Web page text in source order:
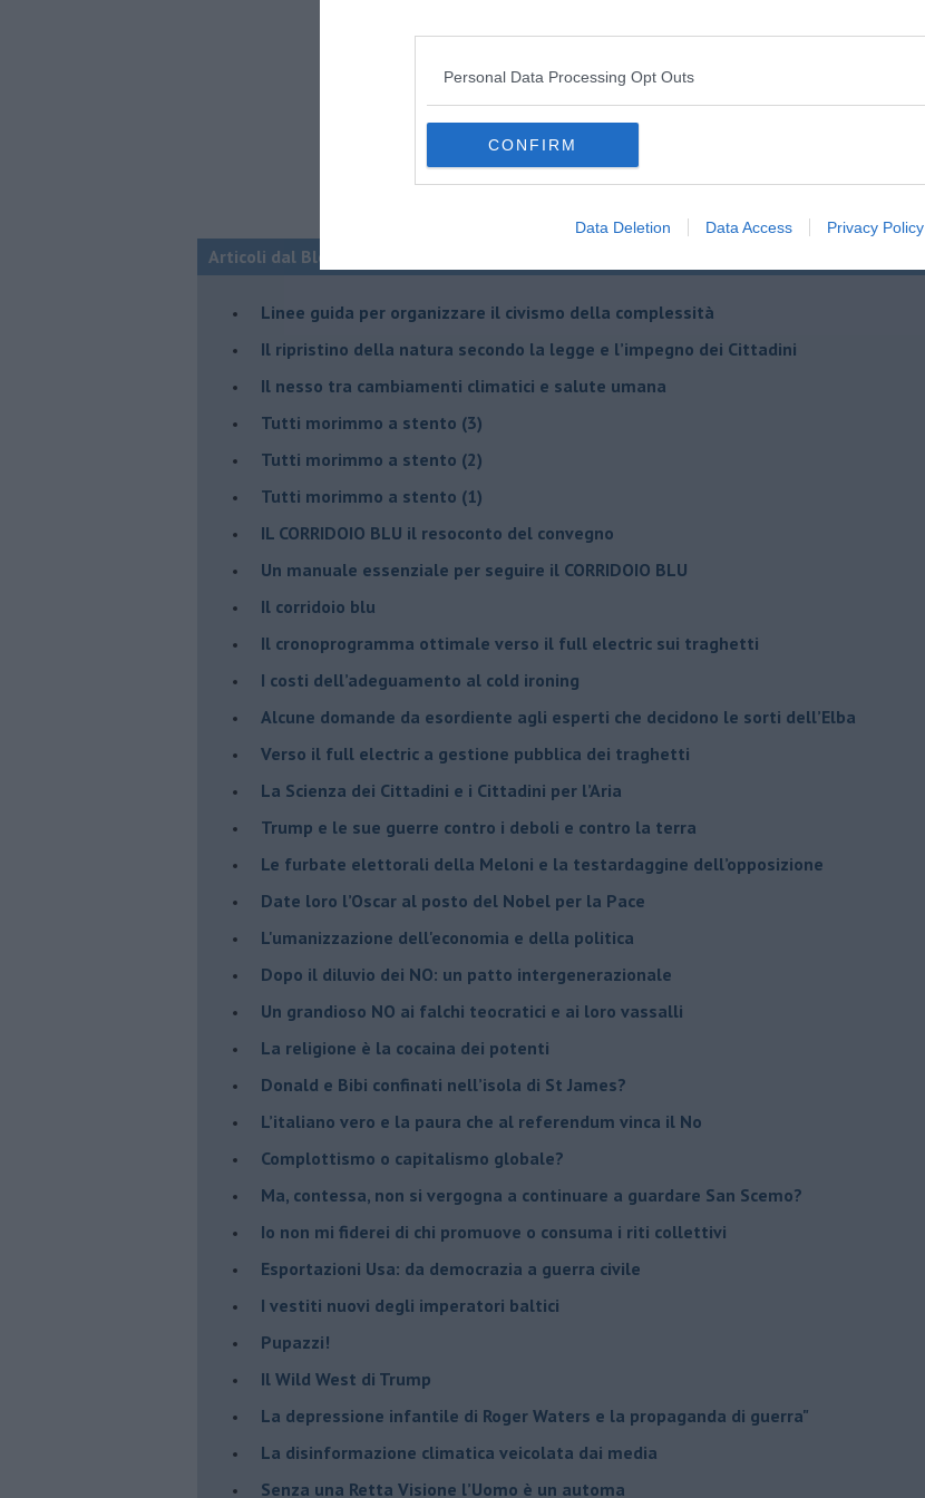
Personal Data Processing Opt Outs
CONFIRM
Data Deletion Data Access Privacy Policy
Articoli dal Blog “Disincantato” di Adolfo Santoro
​Linee guida per organizzare il civismo della complessità
​Il ripristino della natura secondo la legge e l’impegno dei Cittadini
Il nesso tra cambiamenti climatici e salute umana
Tutti morimmo a stento (3)
Tutti morimmo a stento (2)
​Tutti morimmo a stento (1)
IL CORRIDOIO BLU il resoconto del convegno
Un manuale essenziale per seguire il CORRIDOIO BLU
Il corridoio blu
​Il cronoprogramma ottimale verso il full electric sui traghetti
​I costi dell’adeguamento al cold ironing
Alcune domande da esordiente agli esperti che decidono le sorti dell’Elba
Verso il full electric a gestione pubblica dei traghetti​
​La Scienza dei Cittadini e i Cittadini per l’Aria
Trump e le sue guerre contro i deboli e contro la terra
​Le furbate elettorali della Meloni e la testardaggine dell’opposizione
​Date loro l’Oscar al posto del Nobel per la Pace
L'umanizzazione dell'economia e della politica
​Dopo il diluvio dei NO: un patto intergenerazionale
​Un grandioso NO ai falchi teocratici e ai loro vassalli
La religione è la cocaina dei potenti
Donald e Bibi confinati nell’isola di St James?
L’italiano vero e la paura che al referendum vinca il No
​Complottismo o capitalismo globale?
​Ma, contessa, non si vergogna a continuare a guardare San Scemo?
​Io non mi fiderei di chi promuove o consuma i riti collettivi
Esportazioni Usa: da democrazia a guerra civile
​I vestiti nuovi degli imperatori baltici
​Pupazzi!
​Il Wild West di Trump
​La depressione infantile di Roger Waters e la propaganda di guerra"
​La disinformazione climatica veicolata dai media
Senza una Retta Visione l’Uomo è un automa